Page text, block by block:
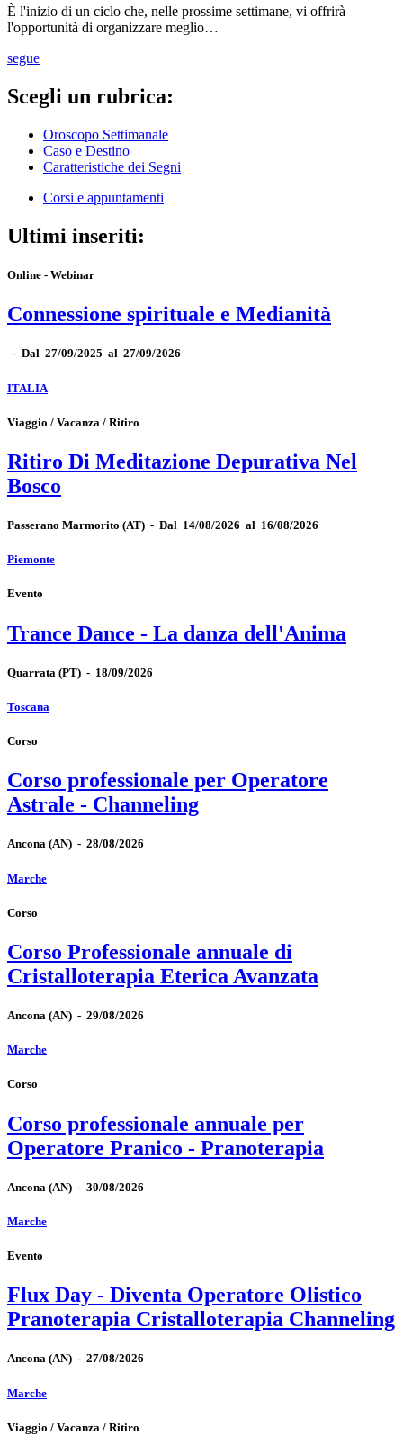
È l'inizio di un ciclo che, nelle prossime settimane, vi offrirà
l'opportunità di organizzare meglio…
segue
Scegli un rubrica:
Oroscopo Settimanale
Caso e Destino
Caratteristiche dei Segni
Corsi e appuntamenti
Ultimi inseriti:
Online - Webinar
Connessione spirituale e Medianità
- Dal 27/09/2025 al 27/09/2026
ITALIA
Viaggio / Vacanza / Ritiro
Ritiro Di Meditazione Depurativa Nel
Bosco
Passerano Marmorito (AT) - Dal 14/08/2026 al 16/08/2026
Piemonte
Evento
Trance Dance - La danza dell'Anima
Quarrata (PT) - 18/09/2026
Toscana
Corso
Corso professionale per Operatore
Astrale - Channeling
Ancona (AN) - 28/08/2026
Marche
Corso
Corso Professionale annuale di
Cristalloterapia Eterica Avanzata
Ancona (AN) - 29/08/2026
Marche
Corso
Corso professionale annuale per
Operatore Pranico - Pranoterapia
Ancona (AN) - 30/08/2026
Marche
Evento
Flux Day - Diventa Operatore Olistico
Pranoterapia Cristalloterapia Channeling
Ancona (AN) - 27/08/2026
Marche
Viaggio / Vacanza / Ritiro